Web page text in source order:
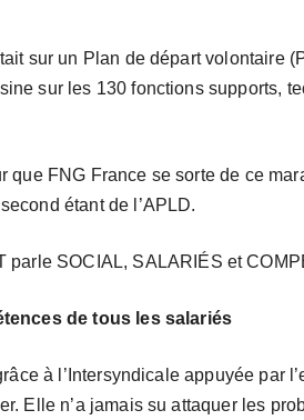
sur un Plan de départ volontaire
sur les 130 fonctions supports,
que FNG France se sorte de ce
étant de l’APLD.
parle SOCIAL, SALARIÉS et
de tous les salariés
à l’Intersyndicale appuyée par
Elle n’a jamais su attaquer les